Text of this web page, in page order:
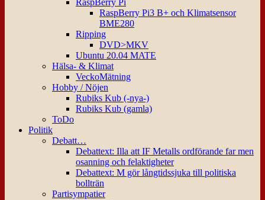
RaspBerry Pi
RaspBerry Pi3 B+ och Klimatsensor
BME280
Ripping
DVD>MKV
Ubuntu 20.04 MATE
Hälsa- & Klimat
VeckoMätning
Hobby / Nöjen
Rubiks Kub (-nya-)
Rubiks Kub (gamla)
ToDo
Politik
Debatt…
Debattext: Illa att IF Metalls ordförande far men
osanning och felaktigheter
Debattext: M gör långtidssjuka till politiska
bollträn
Partisympatier